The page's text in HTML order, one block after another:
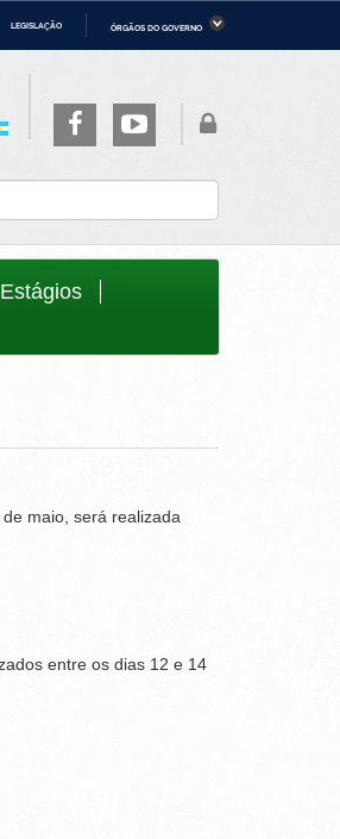
LEGISLAÇÃO
ÓRGÃOS DO GOVERNO
Ministério da Infraestrutura
Inovações e Comunicações
Secretaria-Geral
maio, será realizada
entre os dias 12 e 14